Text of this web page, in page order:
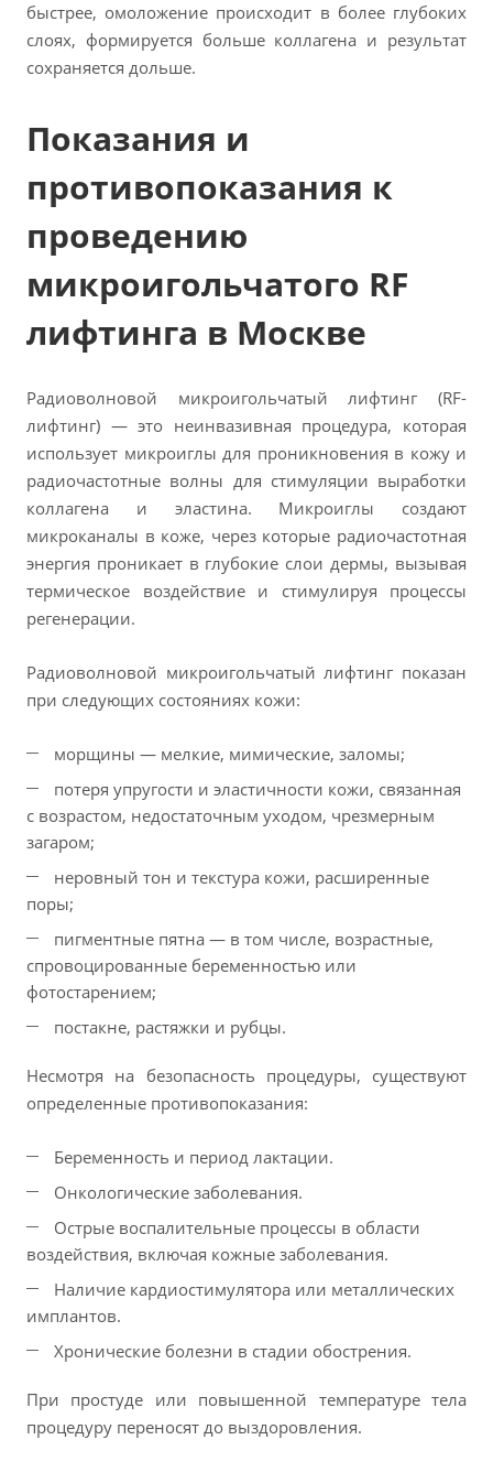
быстрее, омоложение происходит в более глубоких
слоях, формируется больше коллагена и результат
сохраняется дольше.
Показания и
противопоказания к
проведению
микроигольчатого RF
лифтинга в Москве
Радиоволновой микроигольчатый лифтинг (RF-
лифтинг) — это неинвазивная процедура, которая
использует микроиглы для проникновения в кожу и
радиочастотные волны для стимуляции выработки
коллагена и эластина. Микроиглы создают
микроканалы в коже, через которые радиочастотная
энергия проникает в глубокие слои дермы, вызывая
термическое воздействие и стимулируя процессы
регенерации.
Радиоволновой микроигольчатый лифтинг показан
при следующих состояниях кожи:
морщины — мелкие, мимические, заломы;
потеря упругости и эластичности кожи, связанная
с возрастом, недостаточным уходом, чрезмерным
загаром;
неровный тон и текстура кожи, расширенные
поры;
пигментные пятна — в том числе, возрастные,
спровоцированные беременностью или
фотостарением;
постакне, растяжки и рубцы.
Несмотря на безопасность процедуры, существуют
определенные противопоказания:
Беременность и период лактации.
Онкологические заболевания.
Острые воспалительные процессы в области
воздействия, включая кожные заболевания.
Наличие кардиостимулятора или металлических
имплантов.
Хронические болезни в стадии обострения.
При простуде или повышенной температуре тела
процедуру переносят до выздоровления.